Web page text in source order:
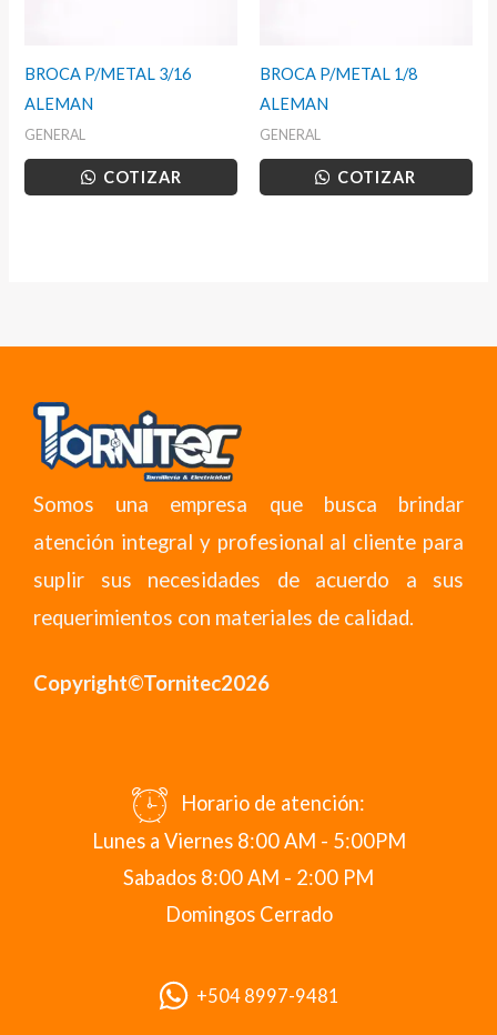
BROCA P/METAL 3/16
ALEMAN
GENERAL
COTIZAR
BROCA P/METAL 1/8
ALEMAN
GENERAL
COTIZAR
Somos una empresa que busca brindar
atención integral y profesional al cliente para
suplir sus necesidades de acuerdo a sus
requerimientos con materiales de calidad.
Copyright©Tornitec2026
Horario de atención:
Lunes a Viernes 8:00 AM - 5:00PM
Sabados 8:00 AM - 2:00 PM
Domingos Cerrado
+504 8997-9481